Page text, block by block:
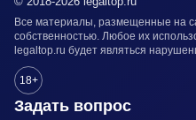
Все материалы, размещенные на
собственностью. Любое их
legaltop.ru будет являться
18+
Задать вопрос